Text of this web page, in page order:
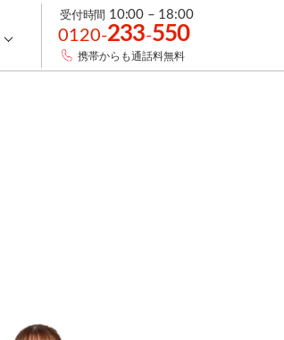
受付時間 10:00 – 18:00
0120-233-550
携帯からも通話料無料